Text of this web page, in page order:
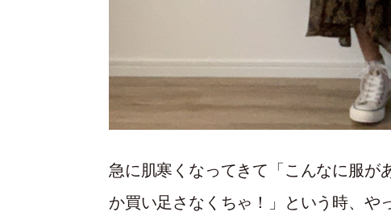
急に肌寒くなってきて「こんなに服が
か買い足さなくちゃ！」という時、や